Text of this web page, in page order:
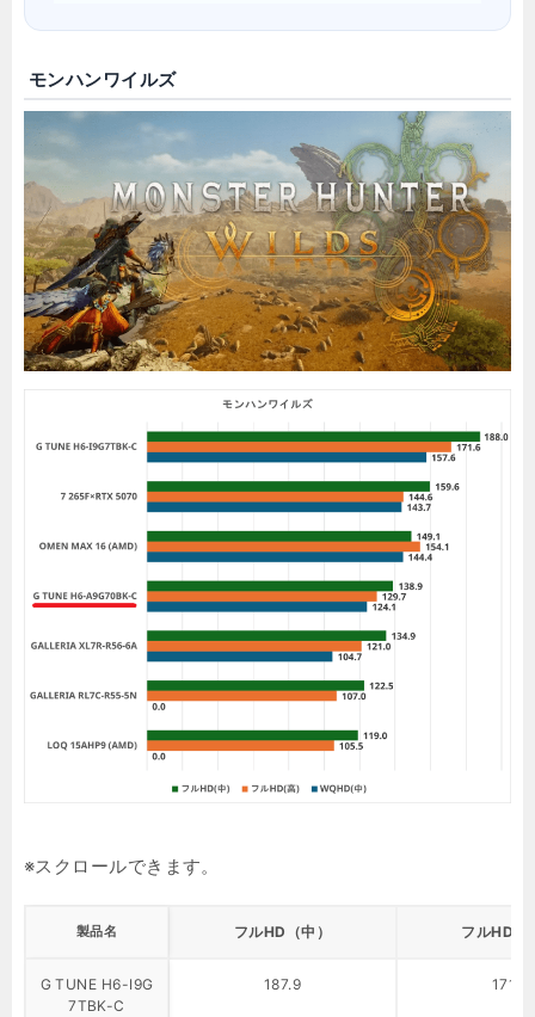
モンハンワイルズ
製品名 フルHD（中） フルHD（
G TUNE H6-I9G
7TBK-C
187.9 171.6